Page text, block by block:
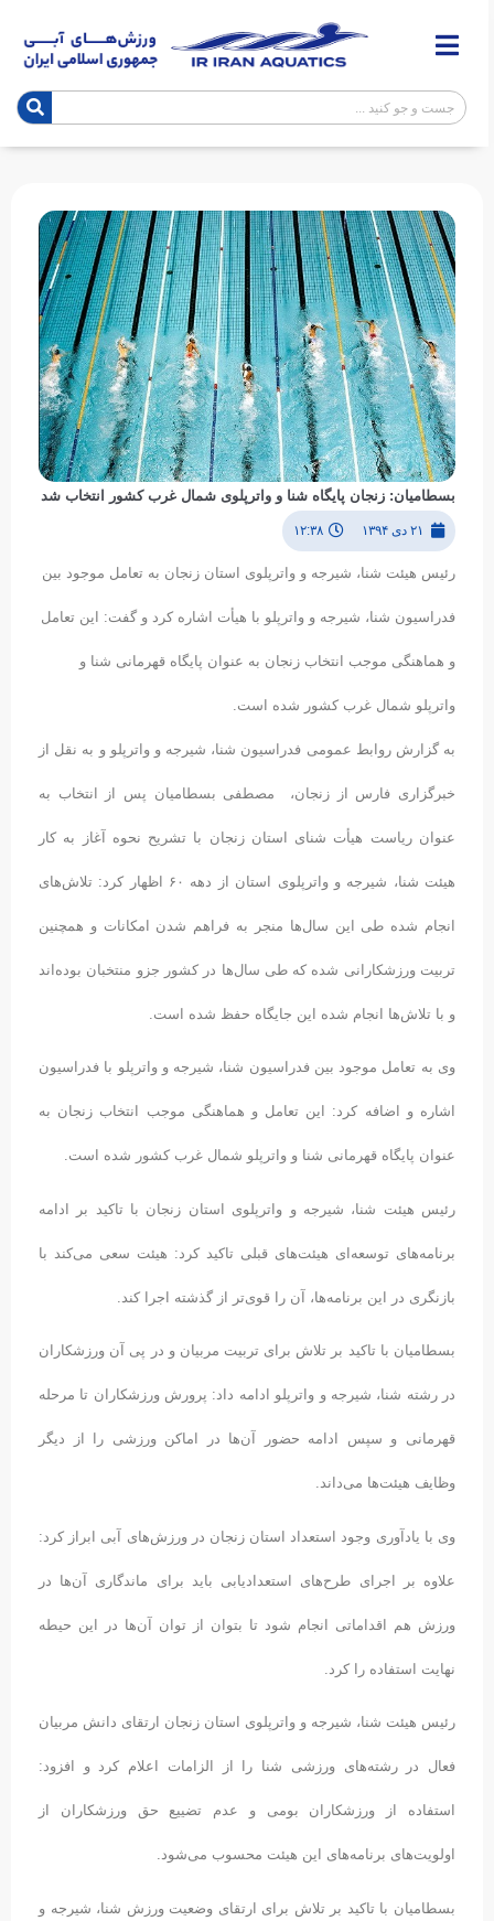
بسطامیان: زنجان ‌پایگاه شنا و واترپلوی شمال غرب کشور انتخاب شد
۲۱ دی ۱۳۹۴ ۱۲:۳۸
رئیس هیئت شنا، شیرجه و واترپلوی استان زنجان به تعامل موجود بین
فدراسیون شنا، شیرجه و واترپلو با هیأت اشاره کرد و گفت: این تعامل
و هماهنگی موجب انتخاب زنجان به عنوان پایگاه قهرمانی شنا و
واترپلو شمال غرب کشور شده است.
به گزارش روابط عمومی فدراسیون شنا، شیرجه و واترپلو و به نقل از
خبرگزاری فارس از زنجان، مصطفی بسطامیان پس از انتخاب به
عنوان ریاست هیأت شنای استان زنجان با تشریح نحوه آغاز به کار
هیئت شنا، شیرجه و واترپلوی استان از دهه ۶۰ اظهار کرد: تلاش‌های
انجام شده طی این سال‌ها منجر به فراهم شدن امکانات و همچنین
تربیت ورزشکارانی شده که طی سال‌ها در کشور جزو منتخبان بوده‌اند
و با تلاش‌ها انجام شده این جایگاه حفظ شده است.
وی به تعامل موجود بین فدراسیون شنا، شیرجه و واترپلو با فدراسیون
اشاره و اضافه کرد: این تعامل و هماهنگی موجب انتخاب زنجان به
عنوان پایگاه قهرمانی شنا و واترپلو شمال غرب کشور شده است.
رئیس هیئت شنا، شیرجه و واترپلوی استان زنجان با تاکید بر ادامه
برنامه‌های توسعه‌ای هیئت‌های قبلی تاکید کرد: هیئت سعی می‌کند با
بازنگری در این برنامه‌ها، آن را قوی‌تر از گذشته اجرا کند.
بسطامیان با تاکید بر تلاش برای تربیت مربیان و در پی آن ورزشکاران
در رشته شنا، شیرجه و واترپلو ادامه داد: پرورش ورزشکاران تا مرحله
قهرمانی و سپس ادامه حضور آن‌ها در اماکن ورزشی را از دیگر
وظایف هیئت‌ها می‌داند.
وی با یادآوری وجود استعداد استان زنجان در ورزش‌های آبی ابراز کرد:
علاوه بر اجرای طرح‌های استعدادیابی باید برای ماندگاری آن‌ها در
ورزش هم اقداماتی انجام شود تا بتوان از توان آن‌ها در این حیطه
نهایت استفاده را کرد.
رئیس هیئت شنا، شیرجه و واترپلوی استان زنجان ارتقای دانش مربیان
فعال در رشته‌های ورزشی شنا را از الزامات اعلام کرد و افزود:
استفاده از ورزشکاران بومی و عدم تضییع حق ورزشکاران از
اولویت‌های برنامه‌های این هیئت محسوب می‌شود.
بسطامیان با تاکید بر تلاش برای ارتقای وضعیت ورزش شنا، شیرجه و